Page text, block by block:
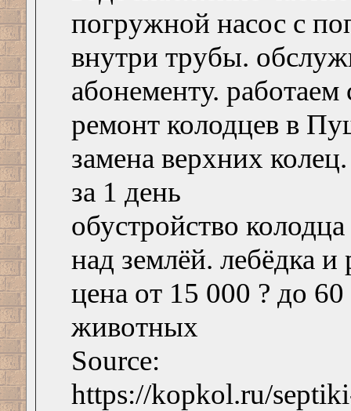
погружной насос с
внутри трубы.
абонементу.
ремонт колодцев в
замена верхних
за 1 день
обустройство
над землёй. лебёдка и
цена от 15 000 ? до
животных
Source:
https://kopkol.ru/